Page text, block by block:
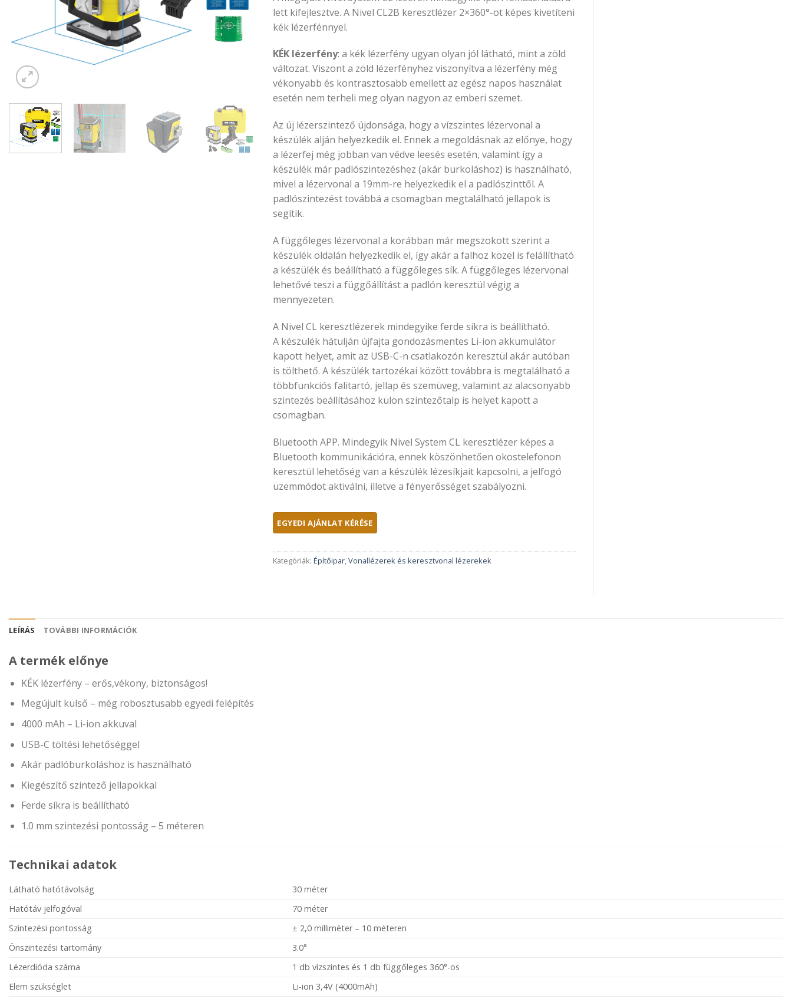
lett kifejlesztve. A Nivel CL2B keresztlézer 2×360°-ot képes kivetíteni
kék lézerfénnyel.
KÉK lézerfény: a kék lézerfény ugyan olyan jól látható, mint a zöld
változat. Viszont a zöld lézerfényhez viszonyítva a lézerfény még
vékonyabb és kontrasztosabb emellett az egész napos használat
esetén nem terheli meg olyan nagyon az emberi szemet.
Az új lézerszintező újdonsága, hogy a vízszintes lézervonal a
készülék alján helyezkedik el. Ennek a megoldásnak az előnye, hogy
a lézerfej még jobban van védve leesés esetén, valamint így a
készülék már padlószintezéshez (akár burkoláshoz) is használható,
mivel a lézervonal a 19mm-re helyezkedik el a padlószinttől. A
padlószintezést továbbá a csomagban megtalálható jellapok is
segítik.
A függőleges lézervonal a korábban már megszokott szerint a
készülék oldalán helyezkedik el, így akár a falhoz közel is felállítható
a készülék és beállítható a függőleges sík. A függőleges lézervonal
lehetővé teszi a függőállítást a padlón keresztül végig a
mennyezeten.
A Nivel CL keresztlézerek mindegyike ferde síkra is beállítható.
A készülék hátulján újfajta gondozásmentes Li-ion akkumulátor
kapott helyet, amit az USB-C-n csatlakozón keresztül akár autóban
is tölthető. A készülék tartozékai között továbbra is megtalálható a
többfunkciós falitartó, jellap és szemüveg, valamint az alacsonyabb
szintezés beállításához külön szintezőtalp is helyet kapott a
csomagban.
Bluetooth APP. Mindegyik Nivel System CL keresztlézer képes a
Bluetooth kommunikációra, ennek köszönhetően okostelefonon
keresztül lehetőség van a készülék lézesíkjait kapcsolni, a jelfogó
üzemmódot aktiválni, illetve a fényerősséget szabályozni.
Kategóriák: Építőipar,Vonallézerek és keresztvonal lézerekek
LEÍRÁS TOVÁBBI INFORMÁCIÓK
A termék előnye
KÉK lézerfény – erős,vékony, biztonságos!
Megújult külső – még robosztusabb egyedi felépítés
4000 mAh – Li-ion akkuval
USB-C töltési lehetőséggel
Akár padlóburkoláshoz is használható
Kiegészítő szintező jellapokkal
Ferde síkra is beállítható
1.0 mm szintezési pontosság – 5 méteren
Technikai adatok
Látható hatótávolság
30 méter
Hatótáv jelfogóval
70 méter
Szintezési pontosság
± 2,0 milliméter – 10 méteren
Önszintezési tartomány
3.0°
Lézerdióda száma
1 db vízszintes és 1 db függőleges 360°-os
Elem szükséglet
Li-ion 3,4V (4000mAh)